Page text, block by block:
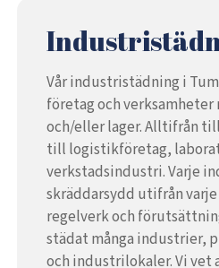
Vår industristädning i
företag och
och/eller lager. Alltifrån
till logistikföretag,
verkstadsindustri. Varje
skräddarsydd utifrån
regelverk och
städat många industrier,
och industrilokaler. Vi vet